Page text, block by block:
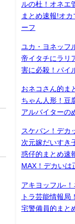
ルの杜！オネエ
まとめ速報!オ
ーフ
ユカ・ヨネッフ
帝イタチにラリ
害に必殺！パイ
おネコさん的
ちゃん人形！豆
アルバイターの
スケバン！デカ
次元嫁だいすき
惑仔的まとめ速
MAX！デカいは
アキヨッフル-
トラ芸能情報局
宅警備員的まと